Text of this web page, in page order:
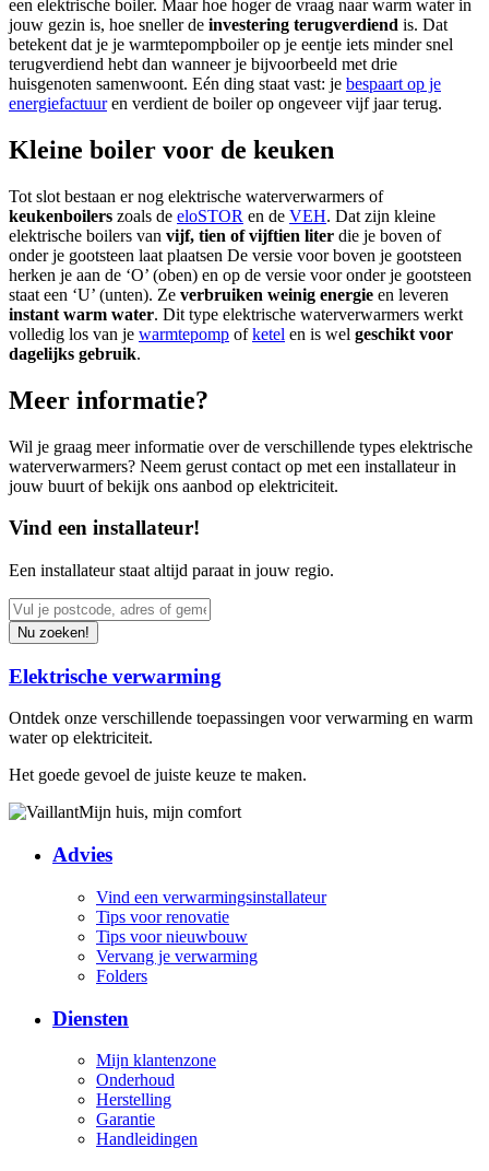
een elektrische boiler. Maar hoe hoger de vraag naar warm water in
jouw gezin is, hoe sneller de investering terugverdiend is. Dat
betekent dat je je warmtepompboiler op je eentje iets minder snel
terugverdiend hebt dan wanneer je bijvoorbeeld met drie
huisgenoten samenwoont. Eén ding staat vast: je bespaart op je
energiefactuuren verdient de boiler op ongeveer vijf jaar terug.
Kleine boiler voor de keuken
Tot slot bestaan er nog elektrische waterverwarmers of
keukenboilers zoals de eloSTOR en de VEH. Dat zijn kleine
elektrische boilers van vijf, tien of vijftien liter die je boven of
onder je gootsteen laat plaatsen De versie voor boven je gootsteen
herken je aan de ‘O’ (oben) en op de versie voor onder je gootsteen
staat een ‘U’ (unten). Ze verbruiken weinig energie en leveren
instant warm water. Dit type elektrische waterverwarmers werkt
volledig los van je warmtepomp ofketel en is wel geschikt voor
dagelijks gebruik.
Meer informatie?
Wil je graag meer informatie over de verschillende types elektrische
waterverwarmers? Neem gerust contact op met een installateur in
jouw buurt of bekijk ons aanbod op elektriciteit.
Vind een installateur!
Een installateur staat altijd paraat in jouw regio.
Nu zoeken!
Elektrische verwarming
Ontdek onze verschillende toepassingen voor verwarming en warm
water op elektriciteit.
Het goede gevoel de juiste keuze te maken.
Mijn huis, mijn comfort
Advies
Vind een verwarmingsinstallateur
Tips voor renovatie
Tips voor nieuwbouw
Vervang je verwarming
Folders
Diensten
Mijn klantenzone
Onderhoud
Herstelling
Garantie
Handleidingen